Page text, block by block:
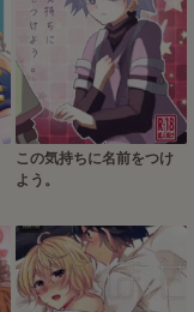
この気持ちに名前をつけ
よう。